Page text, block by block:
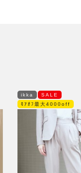
ikka
SALE
ﾓｱｵﾌ最大4000off